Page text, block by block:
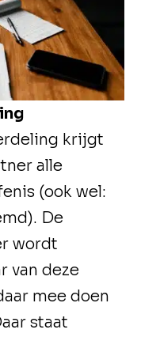
krijgt
alle
(ook wel:
De
wordt
van deze
mee doen
staat